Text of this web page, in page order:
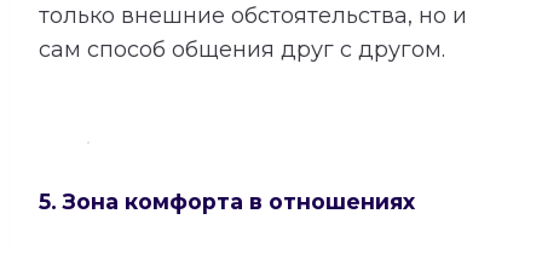
только внешние обстоятельства, но и
сам способ общения друг с другом.
5. Зона комфорта в отношениях